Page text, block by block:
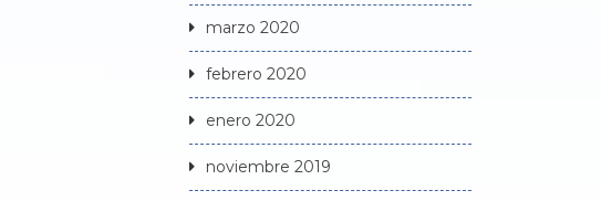
marzo 2020
febrero 2020
enero 2020
noviembre 2019